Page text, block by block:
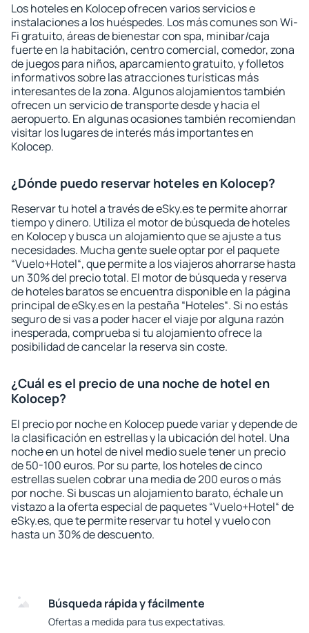
Los hoteles en Kolocep ofrecen varios servicios e
instalaciones a los huéspedes. Los más comunes son Wi-
Fi gratuito, áreas de bienestar con spa, minibar/caja
fuerte en la habitación, centro comercial, comedor, zona
de juegos para niños, aparcamiento gratuito, y folletos
informativos sobre las atracciones turísticas más
interesantes de la zona. Algunos alojamientos también
ofrecen un servicio de transporte desde y hacia el
aeropuerto. En algunas ocasiones también recomiendan
visitar los lugares de interés más importantes en
Kolocep.
¿Dónde puedo reservar hoteles en Kolocep?
Reservar tu hotel a través de eSky.es te permite ahorrar
tiempo y dinero. Utiliza el motor de búsqueda de hoteles
en Kolocep y busca un alojamiento que se ajuste a tus
necesidades. Mucha gente suele optar por el paquete
“Vuelo+Hotel“, que permite a los viajeros ahorrarse hasta
un 30% del precio total. El motor de búsqueda y reserva
de hoteles baratos se encuentra disponible en la página
principal de eSky.es en la pestaña “Hoteles“. Si no estás
seguro de si vas a poder hacer el viaje por alguna razón
inesperada, comprueba si tu alojamiento ofrece la
posibilidad de cancelar la reserva sin coste.
¿Cuál es el precio de una noche de hotel en
Kolocep?
El precio por noche en Kolocep puede variar y depende de
la clasificación en estrellas y la ubicación del hotel. Una
noche en un hotel de nivel medio suele tener un precio
de 50-100 euros. Por su parte, los hoteles de cinco
estrellas suelen cobrar una media de 200 euros o más
por noche. Si buscas un alojamiento barato, échale un
vistazo a la oferta especial de paquetes “Vuelo+Hotel“ de
eSky.es, que te permite reservar tu hotel y vuelo con
hasta un 30% de descuento.
Búsqueda rápida y fácilmente
Ofertas a medida para tus expectativas.